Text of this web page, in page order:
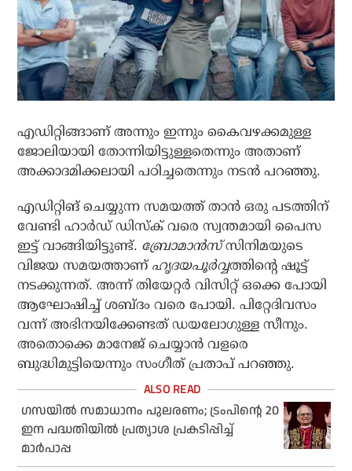
എഡിറ്റിങ്ങാണ് അന്നും ഇന്നും കൈവഴക്കമുള്ള
ജോലിയായി തോന്നിയിട്ടുള്ളതെന്നും അതാണ്
അക്കാദമിക്കലായി പഠിച്ചതെന്നും നടൻ പറഞ്ഞു.
എഡിറ്റിങ് ചെയ്യുന്ന സമയത്ത് താൻ ഒരു പടത്തിന്
വേണ്ടി ഹാർഡ് ഡിസ്‌ക് വരെ സ്വന്തമായി പൈസ
ഇട്ട് വാങ്ങിയിട്ടുണ്ട്. ബ്രോമാൻസ്സിനിമയുടെ
വിജയ സമയത്താണ് ഹൃദയപൂർവ്വത്തിന്റെ ഷൂട്ട്
നടക്കുന്നത്. അന്ന് തിയേറ്റർ വിസിറ്റ് ഒക്കെ പോയി
ആഘോഷിച്ച് ശബ്ദം വരെ പോയി. പിറ്റേദിവസം
വന്ന് അഭിനയിക്കേണ്ടത് ഡയലോഗുള്ള സീനും.
അതൊക്കെ മാനേജ് ചെയ്യാൻ വളരെ
ബുദ്ധിമുട്ടിയെന്നും സംഗീത് പ്രതാപ് പറഞ്ഞു.
ഗസയില്‍ സമാധാനം പുലരണം; ട്രംപിന്റെ 20
ഇന പദ്ധതിയില്‍ പ്രത്യാശ പ്രകടിപ്പിച്ച്
മാര്‍പാപ്പ